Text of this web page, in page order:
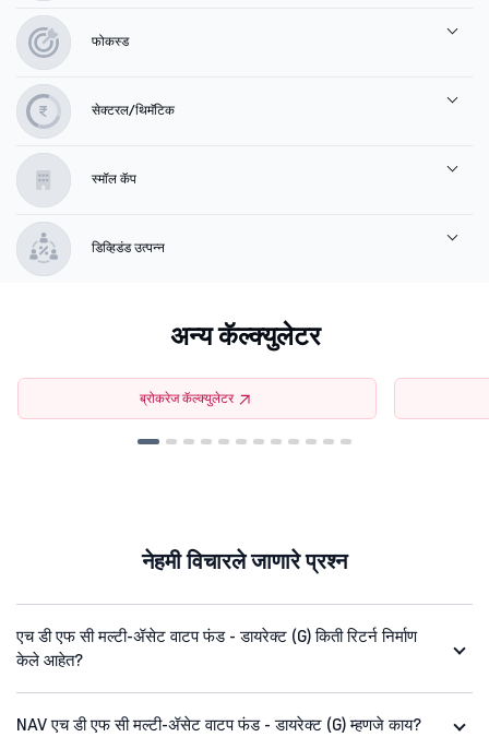
फोकस्ड
सेक्टरल/थिमॅटिक
स्मॉल कॅप
डिव्हिडंड उत्पन्न
अन्य कॅल्क्युलेटर
ब्रोकरेज कॅल्क्युलेटर
नेहमी विचारले जाणारे प्रश्न
एच डी एफ सी मल्टी-ॲसेट वाटप फंड - डायरेक्ट (G) किती रिटर्न निर्माण
केले आहेत?
NAV एच डी एफ सी मल्टी-ॲसेट वाटप फंड - डायरेक्ट (G) म्हणजे काय?